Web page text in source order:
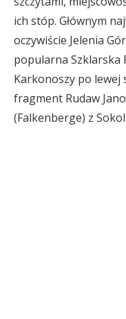
ich stóp. Głównym
oczywiście Jelenia
popularna Szklarska
Karkonoszy po lewej
fragment Rudaw
(Falkenberge) z